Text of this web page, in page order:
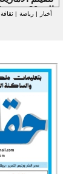
إلى 30 شتنبر 2012
أخبار |رياضة |ثقافة